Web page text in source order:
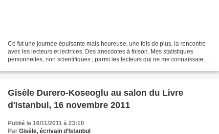
Ce fut une journée épuisante mais heureuse, une fois de plus, la rencontre
avec les lecteurs et lectrices. Des anecdotes à foison. Mes statistiques
personnelles, non scientifiques ; parmi les lecteurs qui ne me connaissaient
Gisèle Durero-Koseoglu au salon du Livre
d'Istanbul, 16 novembre 2011
Publié le 16/11/2011 à 23:10
Par Gisèle, écrivain d’Istanbul